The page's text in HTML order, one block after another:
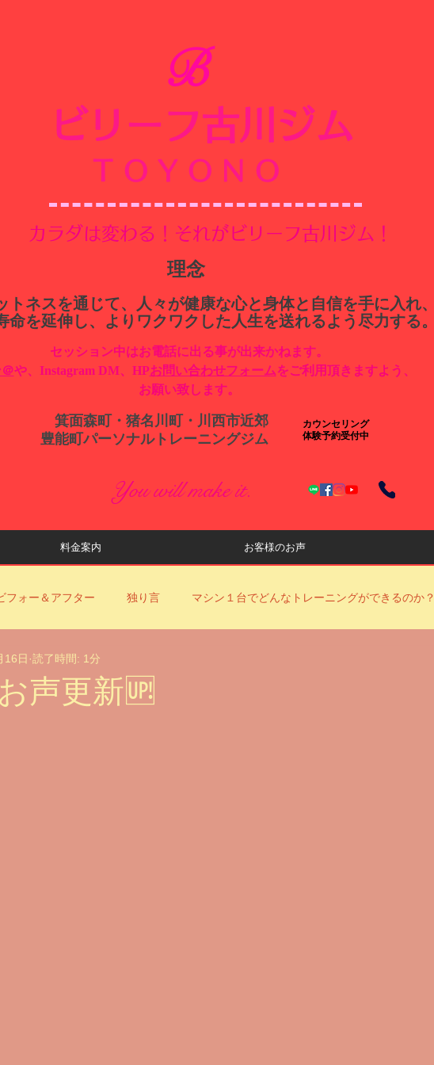
ビリーフ古川ジム
TOYONO
B
​カラダは変わる！それがビリーフ古川ジム！
​理念
トネスを通じて、人々が健康な心と身体と自信を手に入れ、
命を延伸し、よりワクワクした人生を送れるよう尽力する。
セッション中はお電話に出る事が出来かねます。
や、Instagram DM、HPお問い合わせフォームをご利用頂きますよう、
お願い致します。
箕面森町・猪名川町・川西市近郊
​豊能町パーソナルトレーニングジム
カウンセリング
体験予約受付中
You will make it.
料金案内 お客様のお声
フォー＆アフター 独り言 マシン１台でどんなトレーニングができるのか？
ナ対策 YouTube動画更新のお知らせ
声更新🆙
16日 読了時間: 1分